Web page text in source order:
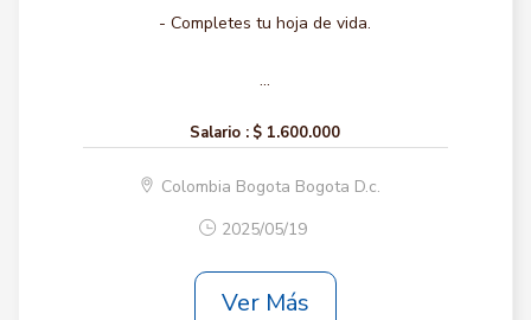
- Completes tu hoja de vida.
...
Salario : $ 1.600.000
Colombia Bogota Bogota D.c.
2025/05/19
Ver Más